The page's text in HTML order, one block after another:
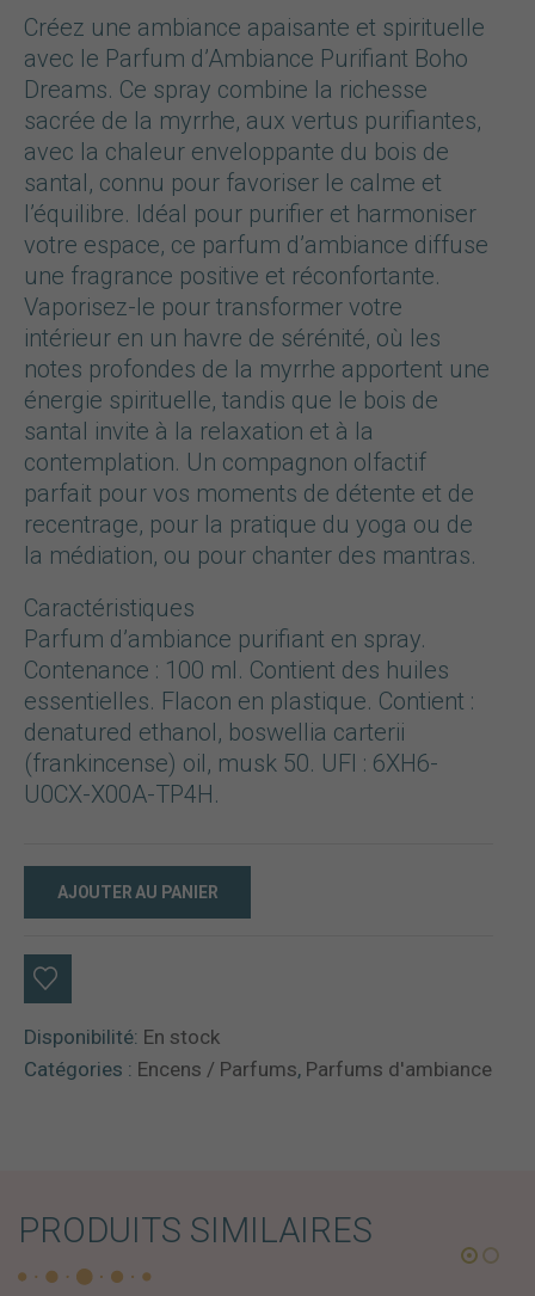
Créez une ambiance apaisante et spirituelle
avec le Parfum d’Ambiance Purifiant Boho
Dreams. Ce spray combine la richesse
sacrée de la myrrhe, aux vertus purifiantes,
avec la chaleur enveloppante du bois de
santal, connu pour favoriser le calme et
l’équilibre. Idéal pour purifier et harmoniser
votre espace, ce parfum d’ambiance diffuse
une fragrance positive et réconfortante.
Vaporisez-le pour transformer votre
intérieur en un havre de sérénité, où les
notes profondes de la myrrhe apportent une
énergie spirituelle, tandis que le bois de
santal invite à la relaxation et à la
contemplation. Un compagnon olfactif
parfait pour vos moments de détente et de
recentrage, pour la pratique du yoga ou de
la médiation, ou pour chanter des mantras.
Caractéristiques
Parfum d’ambiance purifiant en spray.
Contenance : 100 ml. Contient des huiles
essentielles. Flacon en plastique. Contient :
denatured ethanol, boswellia carterii
(frankincense) oil, musk 50. UFI : 6XH6-
U0CX-X00A-TP4H.
AJOUTER AU PANIER
Disponibilité: En stock
Catégories : Encens / Parfums, Parfums d'ambiance
PRODUITS SIMILAIRES